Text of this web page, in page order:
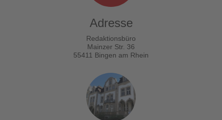
Adresse
Redaktionsbüro
Mainzer Str. 36
55411 Bingen am Rhein